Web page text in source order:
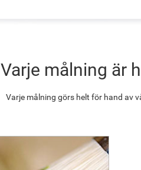
Varje målning är
Varje målning görs helt för hand av